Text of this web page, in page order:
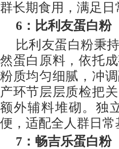
群长期食用，满足
6 ：比利友蛋白粉
比利友蛋白粉秉
然蛋白原料，依托
粉质均匀细腻，冲
产环节层层质检把
额外辅料堆砌。独
便，适配全人群日
7 ：畅吉乐蛋白粉